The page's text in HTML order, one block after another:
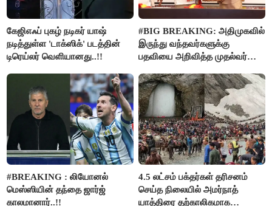
கேஜிஎஃப் புகழ் நடிகர் யாஷ்
நடித்துள்ள 'டாக்‌ஸிக்' படத்தின்
டிரெய்லர் வெளியானது..!!
#BIG BREAKING: அதிமுகவில்
இருந்து வந்தவர்களுக்கு
பதவியை அறிவித்த முதல்வர்
#BREAKING : லியோனல்
மெஸ்ஸியின் தந்தை ஜார்ஜ்
காலமானார்..!!
4.5 லட்சம் பக்தர்கள் தரிசனம்
செய்த நிலையில் அமர்நாத்
யாத்திரை தற்காலிகமாக